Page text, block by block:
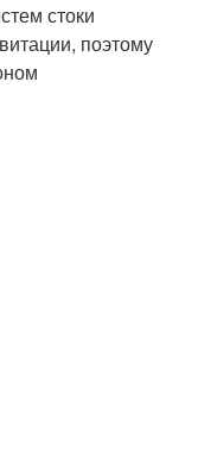
стоки
поэтому